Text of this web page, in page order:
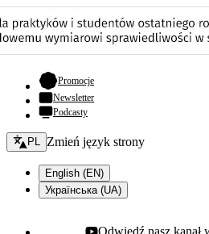
Promocje- otwiera się w nowej karcie
Newsletter
Podcasty
Zmień język - bieżący:
PL Zmień język strony
English (EN)
Українська (UA)
Odwiedź nasz kanał